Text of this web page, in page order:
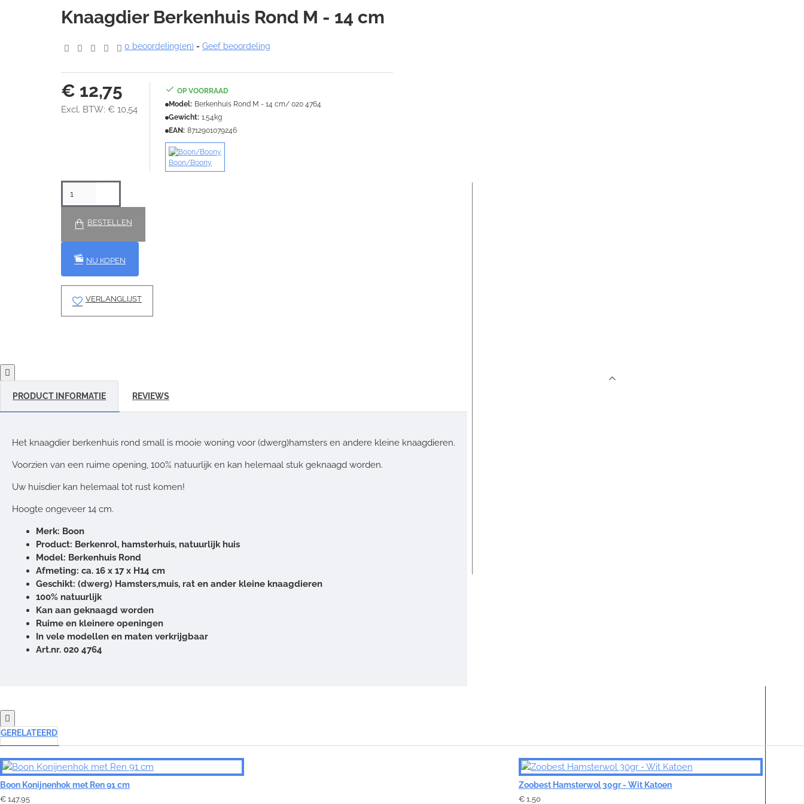
Knaagdier Berkenhuis Rond M - 14 cm
0 beoordeling(en) - Geef beoordeling
€ 12,75
Excl. BTW: € 10,54
OP VOORRAAD
Model: Berkenhuis Rond M - 14 cm/ 020 4764
Gewicht: 1.54kg
EAN: 8712901079246
Boon/Boony
BESTELLEN
NU KOPEN
VERLANGLIJST
PRODUCT INFORMATIE REVIEWS
Het knaagdier berkenhuis rond small is mooie woning voor (dwerg)hamsters en andere kleine knaagdieren.
Voorzien van een ruime opening, 100% natuurlijk en kan helemaal stuk geknaagd worden.
Uw huisdier kan helemaal tot rust komen!
Hoogte ongeveer 14 cm.
Merk: Boon
Product: Berkenrol, hamsterhuis, natuurlijk huis
Model: Berkenhuis Rond
Afmeting: ca. 16 x 17 x H14 cm
Geschikt: (dwerg) Hamsters,muis, rat en ander kleine knaagdieren
100% natuurlijk
Kan aan geknaagd worden
Ruime en kleinere openingen
In vele modellen en maten verkrijgbaar
Art.nr. 020 4764
GERELATEERD
Boon Konijnenhok met Ren 91 cm
€ 147,95
Zoobest Hamsterwol 30gr - Wit Katoen
€ 1,50